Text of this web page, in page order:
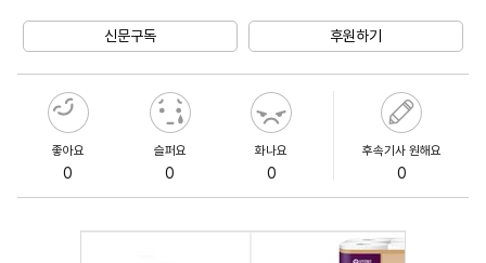
신문구독 후원하기
좋아요
0
슬퍼요
0
화나요
0
후속기사 원해요
0